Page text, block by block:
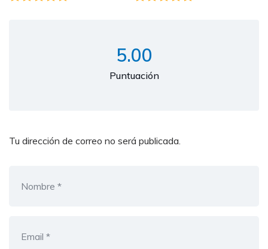
5.00
Puntuación
Tu dirección de correo no será publicada.